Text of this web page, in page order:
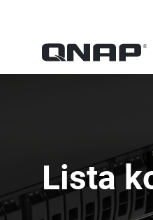
Lista